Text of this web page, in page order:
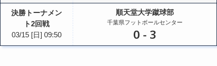
決勝トーナメン
ト2回戦
03/15 [日] 09:50
順天堂大学蹴球部
千葉県フットボールセンター
0 - 3